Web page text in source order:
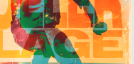
ven. 28 août
Double boucle